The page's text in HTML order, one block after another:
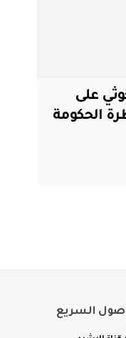
على
الحكومة
السريع